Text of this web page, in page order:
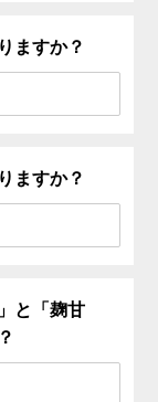
ますか？
ますか？
と「麹甘